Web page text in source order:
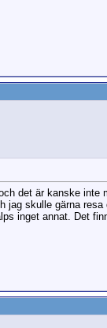
det är kanske
skulle gärna
inget annat. Det